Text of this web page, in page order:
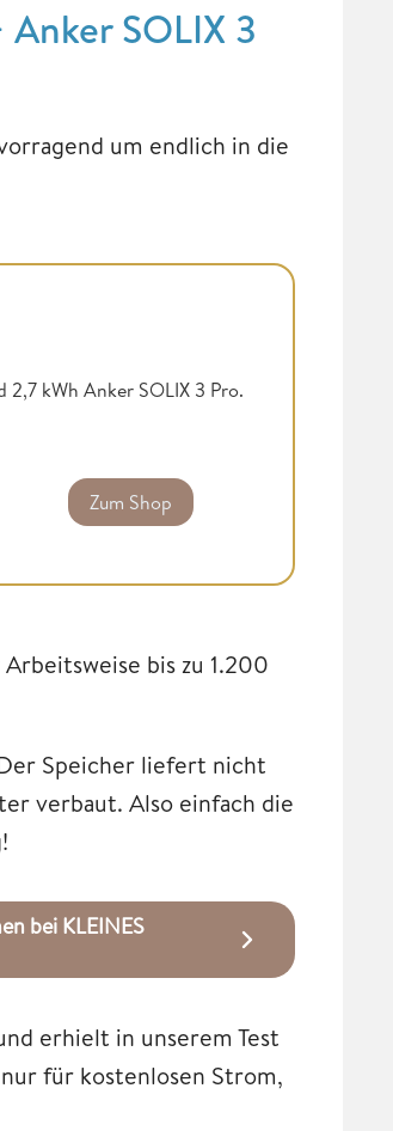
SOLIX 3
um endlich in die
kWh Anker SOLIX 3 Pro.
Zum Shop
bis zu 1.200
Speicher liefert nicht
verbaut. Also einfach die
bei KLEINES
erhielt in unserem Test
für kostenlosen Strom,